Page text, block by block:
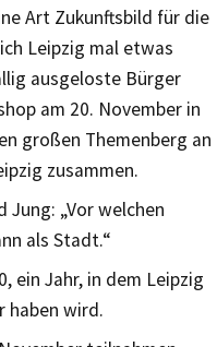
Art Zukunftsbild für die
Leipzig mal etwas
ausgeloste Bürger
am 20. November in
großen Themenberg an
zusammen.
Jung: „Vor welchen
als Stadt.“
ein Jahr, in dem Leipzig
haben wird.